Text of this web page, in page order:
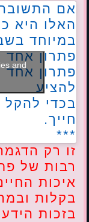
אם
האלו היא
במיוחד
פתרון אחד
פתרון אחד
להציע
בכדי להקל
חייך.
***
and
זו רק
רבות של
איכות
בקלות
בזכות